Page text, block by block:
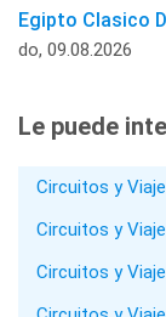
Egipto Clasico
do, 09.08.2026
Le puede
Circuitos y
Circuitos y
Circuitos y